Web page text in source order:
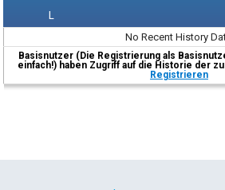
L
No Recent History
Basisnutzer (Die Registrierung als
einfach!) haben Zugriff auf die Historie der
Registrieren